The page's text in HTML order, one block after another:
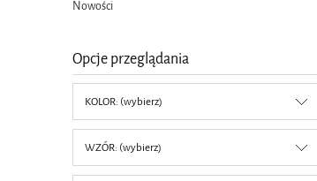
Nowości
Opcje przeglądania
KOLOR: (wybierz)
WZÓR: (wybierz)